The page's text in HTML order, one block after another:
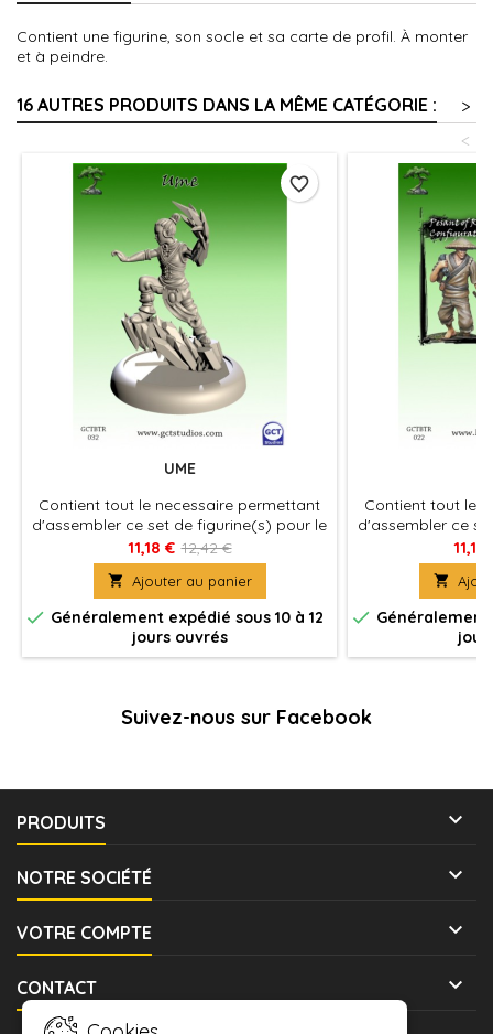
Contient une figurine, son socle et sa carte de profil. À monter
et à peindre.
16 AUTRES PRODUITS DANS LA MÊME CATÉGORIE :
>
<
UME
Contient tout le necessaire permettant
d'assembler ce set de figurine(s) pour le
jeu Bushido, produit fournies avec leurs
socles en plastique. Figurine(s) à
peindre et à assembler
11,18 € 12,42 €
 Ajouter au panier
 Généralement expédié sous 10 à 12
jours ouvrés
favorite_border
Contient tout le
d'assembler ce
jeu Bushido,
socles en
peindre
11,18

 Généralement
Suivez-nous sur Facebook
PRODUITS 
NOTRE SOCIÉTÉ 
VOTRE COMPTE 
CONTACT 